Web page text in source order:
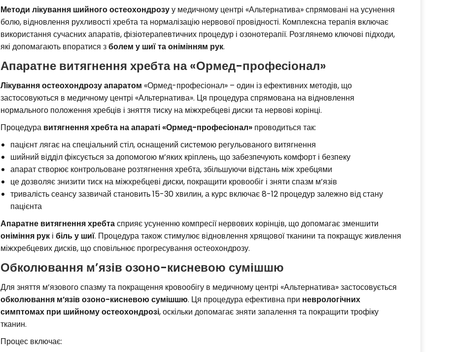
Методи лікування шийного остеохондрозуу медичному центрі «Альтернатива» спрямовані на усунення
болю, відновлення рухливості хребта та нормалізацію нервової провідності. Комплексна терапія включає
використання сучасних апаратів, фізіотерапевтичних процедур і озонотерапії. Розглянемо ключові підходи,
які допомагають впоратися зболем у шиї та онімінням рук.
Апаратне витягнення хребта на «Ормед-професіонал»
Лікування остеохондрозу апаратом «Ормед-професіонал» – один із ефективних методів, що
застосовуються в медичному центрі «Альтернатива». Ця процедура спрямована на відновлення
нормального положення хребців і зняття тиску на міжхребцеві диски та нервові корінці.
Процедура витягнення хребта на апараті «Ормед-професіонал»проводиться так:
пацієнт лягає на спеціальний стіл, оснащений системою регульованого витягнення
шийний відділ фіксується за допомогою м’яких кріплень, що забезпечують комфорт і безпеку
апарат створює контрольоване розтягнення хребта, збільшуючи відстань між хребцями
це дозволяє знизити тиск на міжхребцеві диски, покращити кровообіг і зняти спазм м’язів
тривалість сеансу зазвичай становить 15-30 хвилин, а курс включає 8-12 процедур залежно від стану
пацієнта
Апаратне витягнення хребтасприяє усуненню компресії нервових корінців, що допомагає зменшити
оніміння рукі біль у шиї. Процедура також стимулює відновлення хрящової тканини та покращує живлення
міжхребцевих дисків, що сповільнює прогресування остеохондрозу.
Обколювання м’язів озоно-кисневою сумішшю
Для зняття м’язового спазму та покращення кровообігу в медичному центрі «Альтернатива» застосовується
обколювання м’язів озоно-кисневою сумішшю. Ця процедура ефективна при неврологічних
симптомах при шийному остеохондрозі, оскільки допомагає зняти запалення та покращити трофіку
тканин.
Процес включає: